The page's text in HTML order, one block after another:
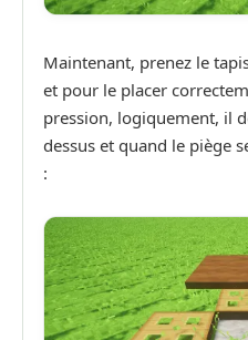
Maintenant, prenez le
et pour le placer
pression, logiquement, il
dessus et quand le piège
: